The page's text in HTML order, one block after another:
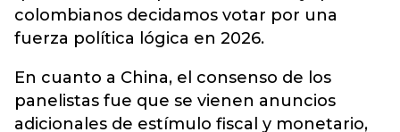
colombianos decidamos votar por una
fuerza política lógica en 2026.
En cuanto a China, el consenso de los
panelistas fue que se vienen anuncios
adicionales de estímulo fiscal y monetario,